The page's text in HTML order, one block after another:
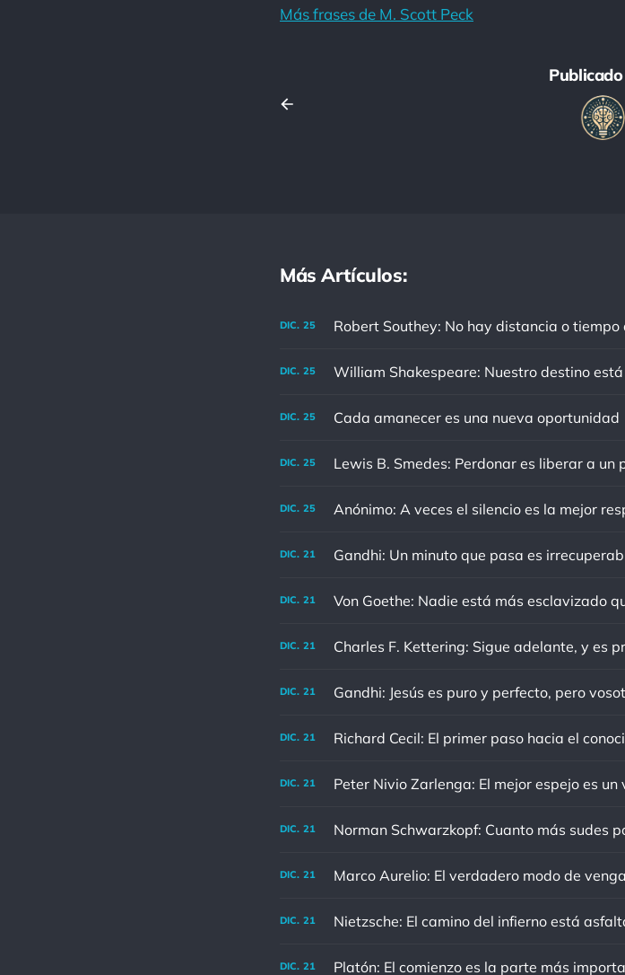
Más frases de M. Scott Peck
Más Artículos:
DIC. 25
DIC. 25
DIC. 25 Cada amanecer es una nueva oportunidad
DIC. 25
DIC. 25 Anónimo: A veces el silencio es la mejor
DIC. 21
DIC. 21
DIC. 21
DIC. 21 Gandhi: Jesús es puro y perfecto, pero
DIC. 21
DIC. 21 Peter Nivio Zarlenga: El mejor espejo es un
DIC. 21
DIC. 21
DIC. 21 Nietzsche: El camino del infierno está
DIC. 21 Platón: El comienzo es la parte más